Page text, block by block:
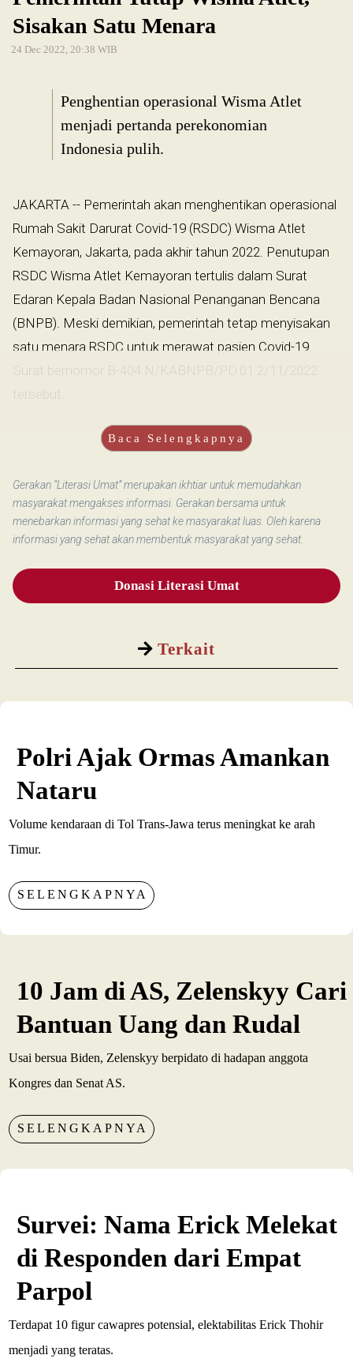
Terkait
Sisakan Satu Menara
24 Dec 2022, 20:38 WIB
Penghentian operasional Wisma Atlet
menjadi pertanda perekonomian
Indonesia pulih.
JAKARTA -- Pemerintah akan menghentikan operasional
Rumah Sakit Darurat Covid-19 (RSDC) Wisma Atlet
Kemayoran, Jakarta, pada akhir tahun 2022. Penutupan
RSDC Wisma Atlet Kemayoran tertulis dalam Surat
Edaran Kepala Badan Nasional Penanganan Bencana
(BNPB). Meski demikian, pemerintah tetap menyisakan
satu menara RSDC untuk merawat pasien Covid-19.
Surat bernomor B-404.N/KABNPB/PD.01.2/11/2022
tersebut...
Baca Selengkapnya
Gerakan “Literasi Umat” merupakan ikhtiar untuk memudahkan
masyarakat mengakses informasi. Gerakan bersama untuk
menebarkan informasi yang sehat ke masyarakat luas. Oleh karena
informasi yang sehat akan membentuk masyarakat yang sehat.
Donasi Literasi Umat
Polri Ajak Ormas Amankan
Nataru
Volume kendaraan di Tol Trans-Jawa terus meningkat ke arah
Timur.
SELENGKAPNYA
10 Jam di AS, Zelenskyy Cari
Bantuan Uang dan Rudal
Usai bersua Biden, Zelenskyy berpidato di hadapan anggota
Kongres dan Senat AS.
SELENGKAPNYA
Survei: Nama Erick Melekat
di Responden dari Empat
Parpol
Terdapat 10 figur cawapres potensial, elektabilitas Erick Thohir
menjadi yang teratas.